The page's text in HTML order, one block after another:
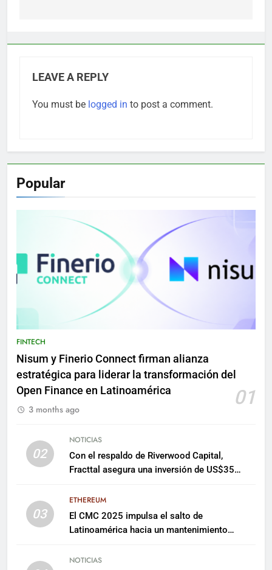
LEAVE A REPLY
You must be logged in to post a comment.
Popular
FINTECH
Nisum y Finerio Connect firman alianza
estratégica para liderar la transformación del
Open Finance en Latinoamérica
01
3 months ago
02
NOTICIAS
Con el respaldo de Riverwood Capital,
Fracttal asegura una inversión de US$35
03
ETHEREUM
El CMC 2025 impulsa el salto de
Latinoamérica hacia un mantenimiento
NOTICIAS